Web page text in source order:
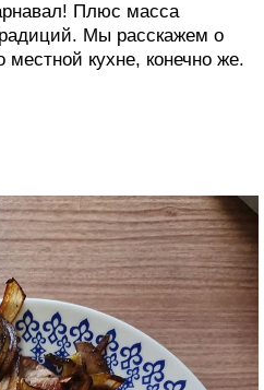
Плюс масса
Мы расскажем о
кухне, конечно же.